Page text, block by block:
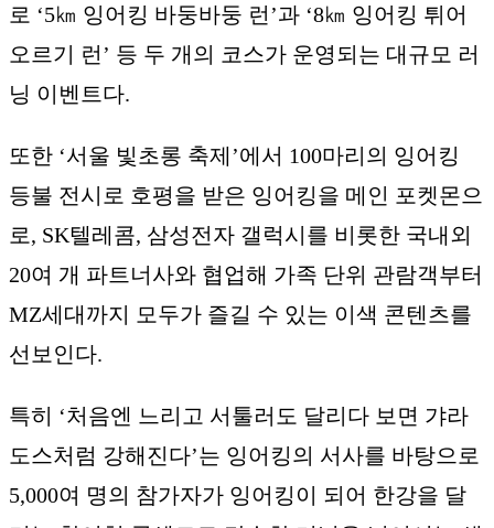
로 ‘5㎞ 잉어킹 바둥바둥 런’과 ‘8㎞ 잉어킹 튀어
오르기 런’ 등 두 개의 코스가 운영되는 대규모 러
닝 이벤트다.
또한 ‘서울 빛초롱 축제’에서 100마리의 잉어킹
등불 전시로 호평을 받은 잉어킹을 메인 포켓몬으
로, SK텔레콤, 삼성전자 갤럭시를 비롯한 국내외
20여 개 파트너사와 협업해 가족 단위 관람객부터
MZ세대까지 모두가 즐길 수 있는 이색 콘텐츠를
선보인다.
특히 ‘처음엔 느리고 서툴러도 달리다 보면 갸라
도스처럼 강해진다’는 잉어킹의 서사를 바탕으로
5,000여 명의 참가자가 잉어킹이 되어 한강을 달